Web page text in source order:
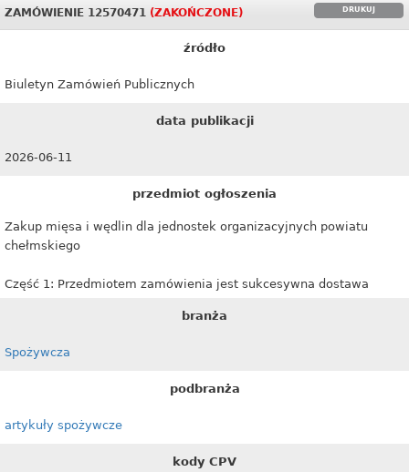
DRUKUJ
ZAMÓWIENIE 12570471 (ZAKOŃCZONE)
źródło
Biuletyn Zamówień Publicznych
data publikacji
2026-06-11
przedmiot ogłoszenia
Zakup mięsa i wędlin dla jednostek organizacyjnych powiatu
chełmskiego
Część 1: Przedmiotem zamówienia jest sukcesywna dostawa
branża
Spożywcza
podbranża
artykuły spożywcze
kody CPV